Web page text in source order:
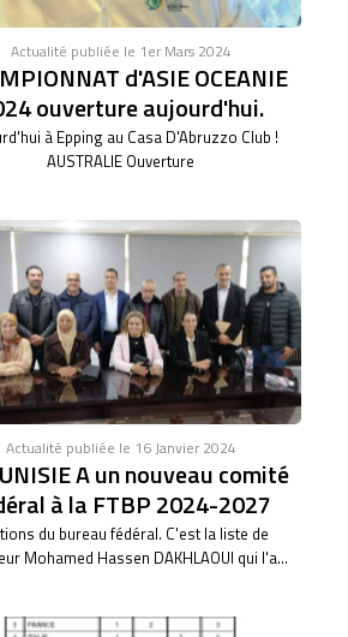
Actualité publiée le 1er Mars 2024
d'ASIE OCEANIE
ouverture aujourd'hui.
à Epping au Casa D'Abruzzo Club !
AUSTRALIE Ouverture
Actualité publiée le 16 Janvier 2024
A un nouveau comité
à la FTBP 2024-2027
du bureau fédéral. C'est la liste de
Mohamed Hassen DAKHLAOUI qui l'a...